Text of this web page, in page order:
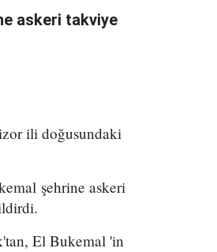
askeri takviye
ili doğusundaki
şehrine askeri
El Bukemal 'in